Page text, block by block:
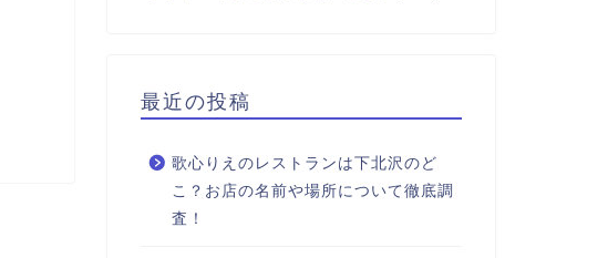
最近の投稿
歌心りえのレストランは下北沢のど
こ？お店の名前や場所について徹底調
査！